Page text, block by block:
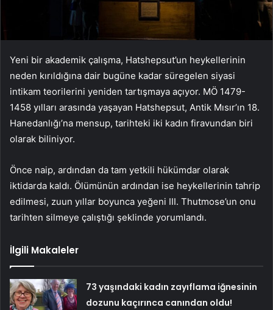
Yeni bir akademik çalışma, Hatshepsut’un heykellerinin
neden kırıldığına dair bugüne kadar süregelen siyasi
intikam teorilerini yeniden tartışmaya açıyor. MÖ 1479-
1458 yılları arasında yaşayan Hatshepsut, Antik Mısır’ın 18.
Hanedanlığı’na mensup, tarihteki iki kadın firavundan biri
olarak biliniyor.
Önce naip, ardından da tam yetkili hükümdar olarak
iktidarda kaldı. Ölümünün ardından ise heykellerinin tahrip
edilmesi, zuun yıllar boyunca yeğeni III. Thutmose’un onu
tarihten silmeye çalıştığı şeklinde yorumlandı.
İlgili Makaleler
73 yaşındaki kadın zayıflama iğnesinin
dozunu kaçırınca canından oldu!